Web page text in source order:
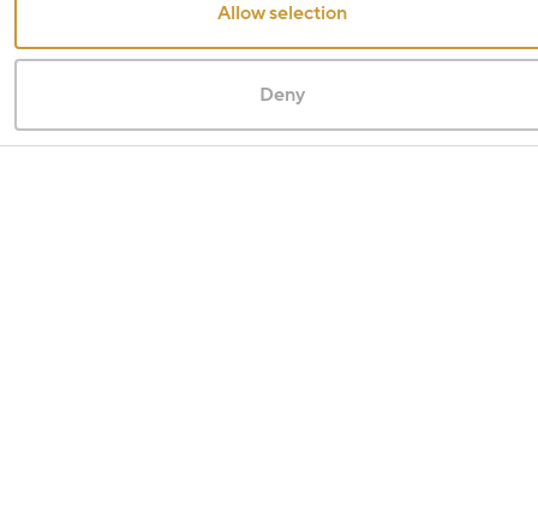
Allow selection
Deny